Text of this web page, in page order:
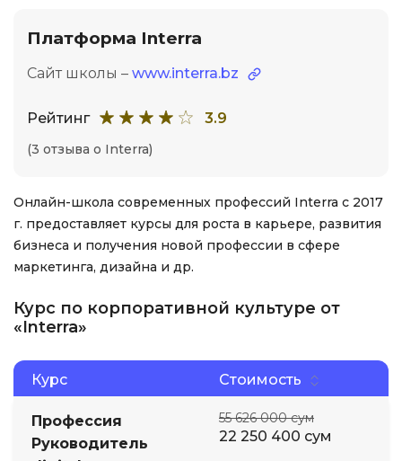
Платформа Interra
Сайт школы – www.interra.bz
Рейтинг 3.9
(3 отзыва о Interra)
Онлайн-школа современных профессий Interra с 2017
г. предоставляет курсы для роста в карьере, развития
бизнеса и получения новой профессии в сфере
маркетинга, дизайна и др.
Курс по корпоративной культуре от
«Interra»
Курс Стоимость
Профессия
Руководитель
55 626 000 сум
22 250 400 сум